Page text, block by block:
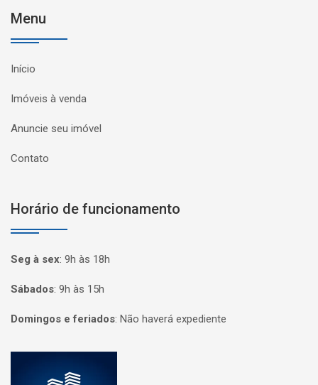
Menu
Início
Imóveis à venda
Anuncie seu imóvel
Contato
Horário de funcionamento
Seg à sex: 9h às 18h
Sábados: 9h às 15h
Domingos e feriados: Não haverá expediente